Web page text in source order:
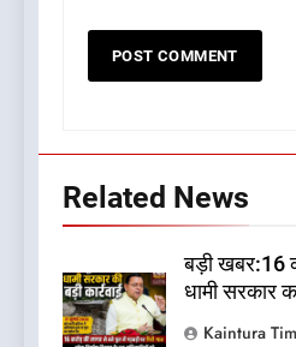
Related News
बड़ी खबर:16
धामी सरकार
Kaintura